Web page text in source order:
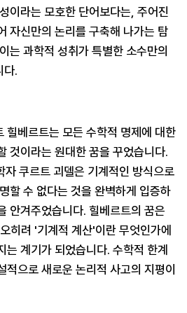
이라는 모호한 단어보다는, 주어진
자신만의 논리를 구축해 나가는 탐
는 과학적 성취가 특별한 소수만의
다.
힐베르트는 모든 수학적 명제에 대한
것이라는 원대한 꿈을 꾸었습니다.
쿠르트 괴델은 기계적인 방식으로
할 수 없다는 것을 완벽하게 입증하
안겨주었습니다. 힐베르트의 꿈은
히려 '기계적 계산'이란 무엇인가에
는 계기가 되었습니다. 수학적 한계
적으로 새로운 논리적 사고의 지평이